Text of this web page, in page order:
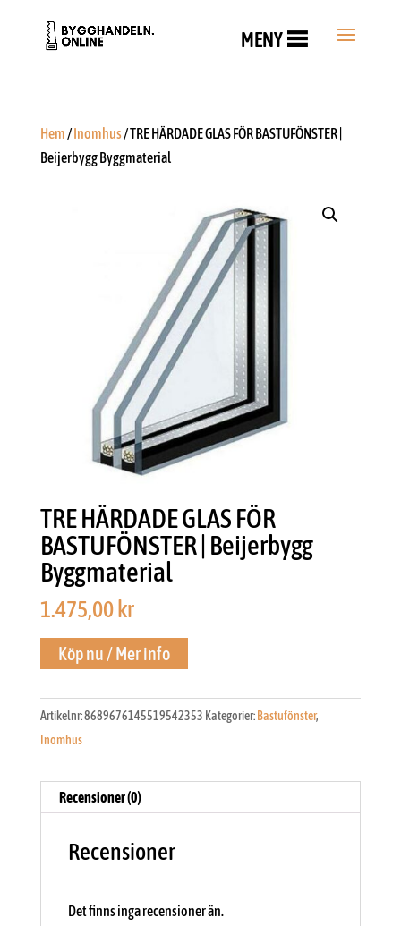
MENY
Hem/Inomhus/ TRE HÄRDADE GLAS FÖR BASTUFÖNSTER |
Beijerbygg Byggmaterial
TRE HÄRDADE GLAS FÖR
BASTUFÖNSTER | Beijerbygg
Byggmaterial
1.475,00 kr
Köp nu / Mer info
Artikelnr:8689676145519542353 Kategorier: Bastufönster,
Inomhus
Recensioner (0)
Recensioner
Det finns inga recensioner än.